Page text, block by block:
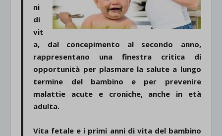
ni
di
vit
a, dal concepimento al secondo anno,
rappresentano una finestra critica di
opportunità per plasmare la salute a lungo
termine del bambino e per prevenire
malattie acute e croniche, anche in età
adulta.
Vita fetale e i primi anni di vita del bambino